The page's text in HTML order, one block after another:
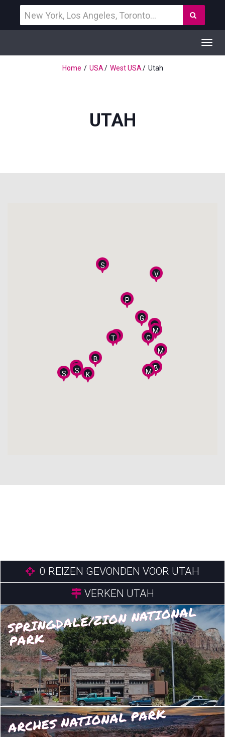
een
bestemming
Home
USA West USA Utah
UTAH
S
A
C
C
P
M
Z
T
M
S
G
K
M
B
S
V
B
0 REIZEN GEVONDEN VOOR UTAH
VERKEN UTAH
SPRINGDALE/ZION NATIONAL
PARK
ARCHES NATIONAL PARK